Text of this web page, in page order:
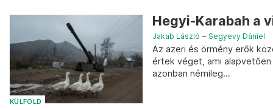
KÜLFÖLD
Hegyi-Karabah a
Jakab László – Segyevy Dániel
Az azeri és örmény erők
értek véget, ami
azonban némileg...